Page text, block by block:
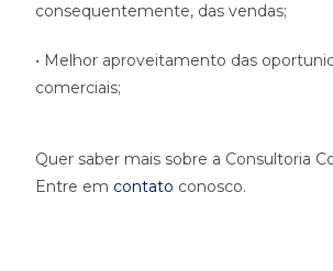
consequentemente, das vendas;
• Melhor aproveitamento das
comerciais;
Quer saber mais sobre a Consultoria
Entre em contato conosco.